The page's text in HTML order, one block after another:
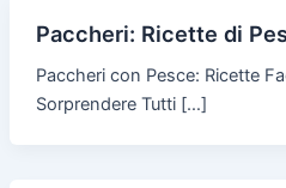
Paccheri: Ricette di
Paccheri con Pesce: Ricette
Sorprendere Tutti […]